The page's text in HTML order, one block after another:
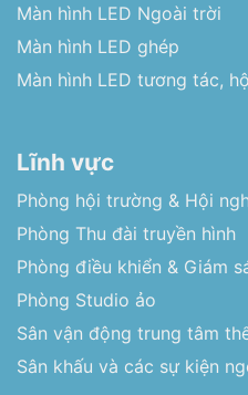
Màn hình LED Ngoài trời
Màn hình LED ghép
Màn hình LED tương tác,
Lĩnh vực
Phòng hội trường & Hội
Phòng Thu đài truyền hình
Phòng điều khiển & Giám
Phòng Studio ảo
Sân vận động trung tâm
Sân khấu và các sự kiện